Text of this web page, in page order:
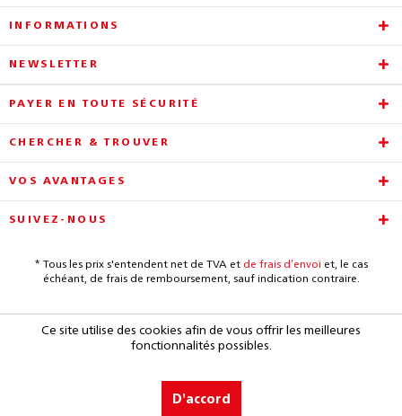
INFORMATIONS
NEWSLETTER
PAYER EN TOUTE SÉCURITÉ
CHERCHER & TROUVER
VOS AVANTAGES
SUIVEZ-NOUS
* Tous les prix s'entendent net de TVA et de frais d’envoi et, le cas
échéant, de frais de remboursement, sauf indication contraire.
Ce site utilise des cookies afin de vous offrir les meilleures
fonctionnalités possibles.
D'accord